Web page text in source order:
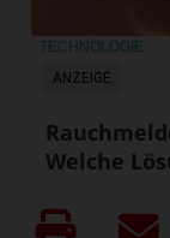
ANZEIGE
TECHNOLOGIE
Welche